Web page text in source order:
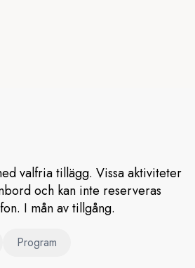
valfria tillägg. Vissa aktiviteter
och kan inte reserveras
I mån av tillgång.
Program